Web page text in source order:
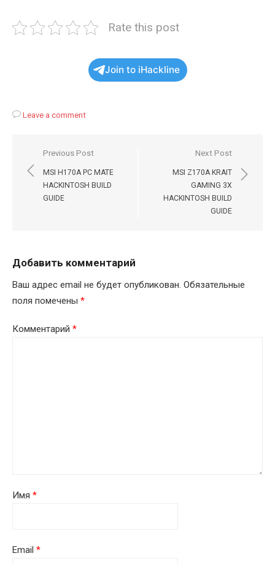
Rate this post
Join to iHackline
Leave a comment
Навигация
по
записям
Previous Post
MSI H170A PC MATE
HACKINTOSH BUILD
GUIDE
Next Post
MSI Z170A KRAIT
GAMING 3X
HACKINTOSH BUILD
GUIDE
Добавить комментарий
Ваш адрес email не будет опубликован. Обязательные
поля помечены *
Комментарий *
Имя *
Email *